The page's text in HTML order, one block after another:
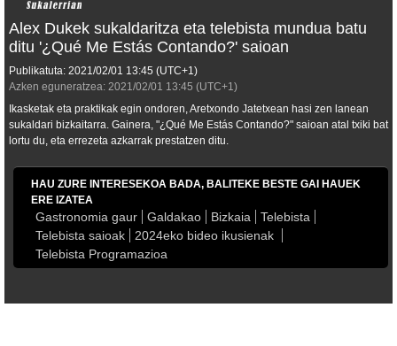
Alex Dukek sukaldaritza eta telebista mundua batu
ditu '¿Qué Me Estás Contando?' saioan
Publikatuta: 2021/02/01 13:45 (UTC+1)
Azken eguneratzea: 2021/02/01 13:45 (UTC+1)
Ikasketak eta praktikak egin ondoren, Aretxondo Jatetxean hasi zen lanean
sukaldari bizkaitarra. Gainera, "¿Qué Me Estás Contando?" saioan atal txiki bat
lortu du, eta errezeta azkarrak prestatzen ditu.
HAU ZURE INTERESEKOA BADA, BALITEKE BESTE GAI HAUEK
ERE IZATEA
Gastronomia gaur Galdakao Bizkaia
Telebista
Telebista saioak
2024eko bideo ikusienak
Telebista Programazioa